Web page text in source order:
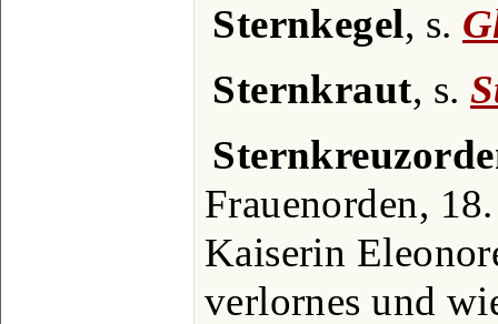
Sternkegel, s.
Sternkraut, s.
Frauenorden,
Kaiserin
verlornes und